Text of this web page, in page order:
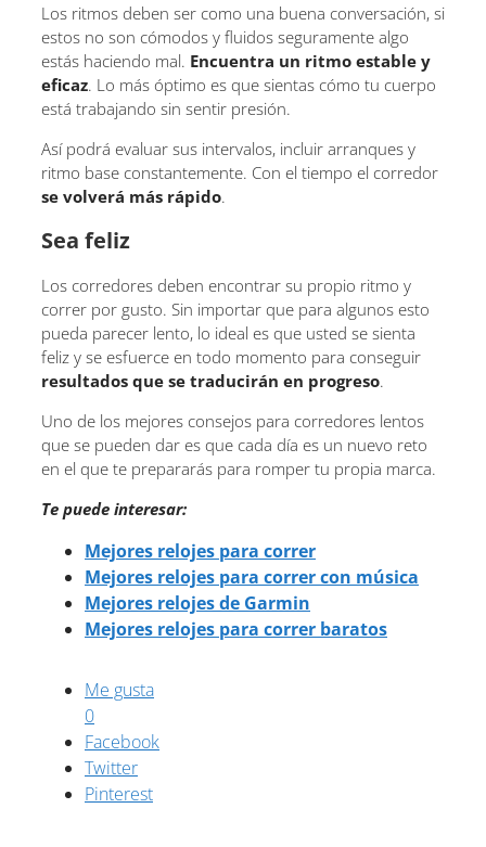
Los ritmos deben ser como una buena conversación, si
estos no son cómodos y fluidos seguramente algo
estás haciendo mal. Encuentra un ritmo estable y
eficaz. Lo más óptimo es que sientas cómo tu cuerpo
está trabajando sin sentir presión.
Así podrá evaluar sus intervalos, incluir arranques y
ritmo base constantemente. Con el tiempo el corredor
se volverá más rápido.
Sea feliz
Los corredores deben encontrar su propio ritmo y
correr por gusto. Sin importar que para algunos esto
pueda parecer lento, lo ideal es que usted se sienta
feliz y se esfuerce en todo momento para conseguir
resultados que se traducirán en progreso.
Uno de los mejores consejos para corredores lentos
que se pueden dar es que cada día es un nuevo reto
en el que te prepararás para romper tu propia marca.
Te puede interesar:
Mejores relojes para correr
Mejores relojes para correr con música
Mejores relojes de Garmin
Mejores relojes para correr baratos
Me gusta
0
Facebook
Twitter
Pinterest